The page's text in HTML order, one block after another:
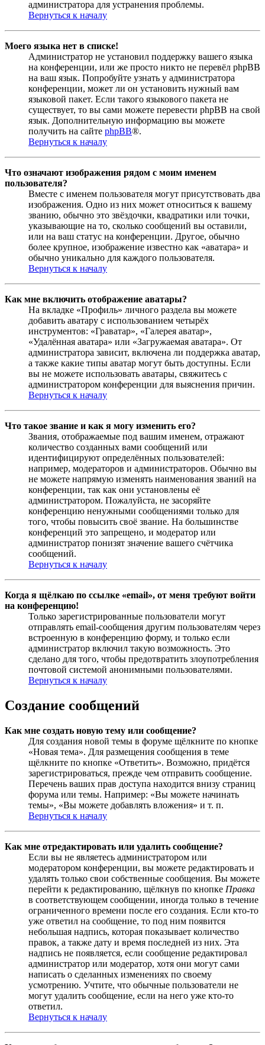
администратора для устранения проблемы.
Вернуться к началу
Моего языка нет в списке!
Администратор не установил поддержку вашего языка
на конференции, или же просто никто не перевёл phpBB
на ваш язык. Попробуйте узнать у администратора
конференции, может ли он установить нужный вам
языковой пакет. Если такого языкового пакета не
существует, то вы сами можете перевести phpBB на свой
язык. Дополнительную информацию вы можете
получить на сайте phpBB®.
Вернуться к началу
Что означают изображения рядом с моим именем
пользователя?
Вместе с именем пользователя могут присутствовать два
изображения. Одно из них может относиться к вашему
званию, обычно это звёздочки, квадратики или точки,
указывающие на то, сколько сообщений вы оставили,
или на ваш статус на конференции. Другое, обычно
более крупное, изображение известно как «аватара» и
обычно уникально для каждого пользователя.
Вернуться к началу
Как мне включить отображение аватары?
На вкладке «Профиль» личного раздела вы можете
добавить аватару с использованием четырёх
инструментов: «Граватар», «Галерея аватар»,
«Удалённая аватара» или «Загружаемая аватара». От
администратора зависит, включена ли поддержка аватар,
а также какие типы аватар могут быть доступны. Если
вы не можете использовать аватары, свяжитесь с
администратором конференции для выяснения причин.
Вернуться к началу
Что такое звание и как я могу изменить его?
Звания, отображаемые под вашим именем, отражают
количество созданных вами сообщений или
идентифицируют определённых пользователей:
например, модераторов и администраторов. Обычно вы
не можете напрямую изменять наименования званий на
конференции, так как они установлены её
администратором. Пожалуйста, не засоряйте
конференцию ненужными сообщениями только для
того, чтобы повысить своё звание. На большинстве
конференций это запрещено, и модератор или
администратор понизят значение вашего счётчика
сообщений.
Вернуться к началу
Когда я щёлкаю по ссылке «email», от меня требуют войти
на конференцию!
Только зарегистрированные пользователи могут
отправлять email-сообщения другим пользователям через
встроенную в конференцию форму, и только если
администратор включил такую возможность. Это
сделано для того, чтобы предотвратить злоупотребления
почтовой системой анонимными пользователями.
Вернуться к началу
Создание сообщений
Как мне создать новую тему или сообщение?
Для создания новой темы в форуме щёлкните по кнопке
«Новая тема». Для размещения сообщения в теме
щёлкните по кнопке «Ответить». Возможно, придётся
зарегистрироваться, прежде чем отправить сообщение.
Перечень ваших прав доступа находится внизу страниц
форума или темы. Например: «Вы можете начинать
темы», «Вы можете добавлять вложения» и т. п.
Вернуться к началу
Как мне отредактировать или удалить сообщение?
Если вы не являетесь администратором или
модератором конференции, вы можете редактировать и
удалять только свои собственные сообщения. Вы можете
перейти к редактированию, щёлкнув по кнопке Правка
в соответствующем сообщении, иногда только в течение
ограниченного времени после его создания. Если кто-то
уже ответил на сообщение, то под ним появится
небольшая надпись, которая показывает количество
правок, а также дату и время последней из них. Эта
надпись не появляется, если сообщение редактировал
администратор или модератор, хотя они могут сами
написать о сделанных изменениях по своему
усмотрению. Учтите, что обычные пользователи не
могут удалить сообщение, если на него уже кто-то
ответил.
Вернуться к началу